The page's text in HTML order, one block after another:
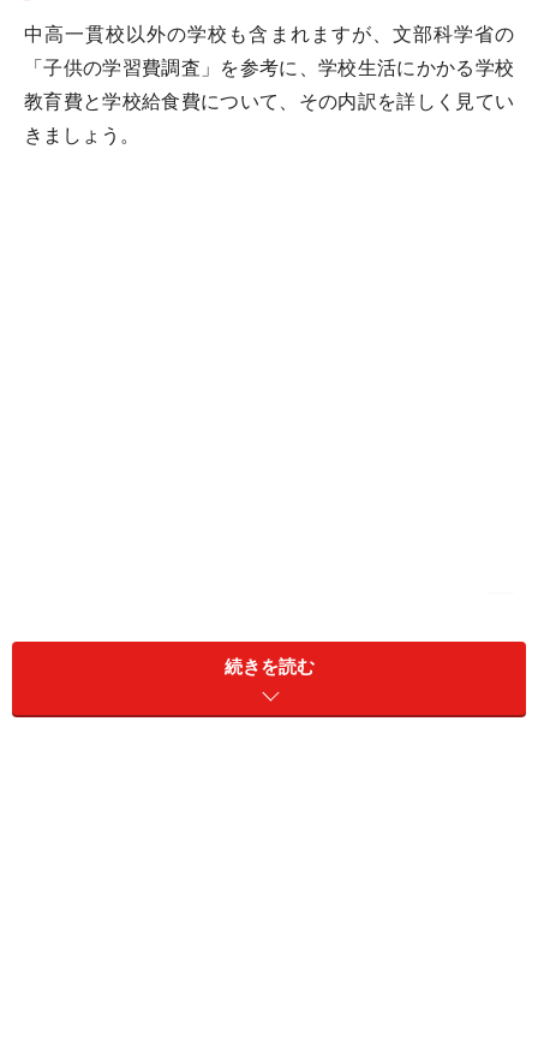
中高一貫校以外の学校も含まれますが、文部科学省の
「子供の学習費調査」を参考に、学校生活にかかる学校
教育費と学校給食費について、その内訳を詳しく見てい
きましょう。
続きを読む